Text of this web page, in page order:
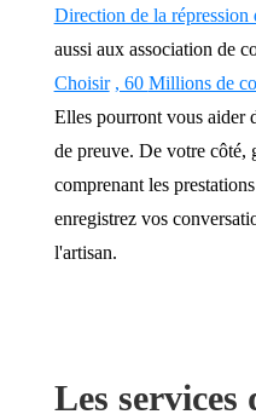
Direction de la
aussi aux association de
Choisir , 60 Millions de
Elles pourront vous aider
de preuve. De votre côté,
comprenant les
enregistrez vos
l'artisan.
Les services